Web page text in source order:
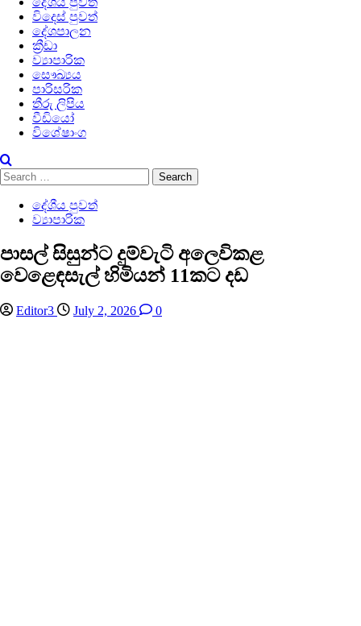
විදෙස් පුවත්
දේශපාලන
ක්‍රීඩා
ව්‍යාපාරික
සෞඛ්‍යය
පාරිසරික
තීරු ලිපිය
වීඩියෝ
විශේෂාංග
Search
for:
දේශීය පුවත්
ව්‍යාපාරික
පාසල් සිසුන්ට දුම්වැටි අලෙවිකළ
වෙළෙඳසැල් හිමියන් 11කට දඩ
Editor3 July 2, 2026 0